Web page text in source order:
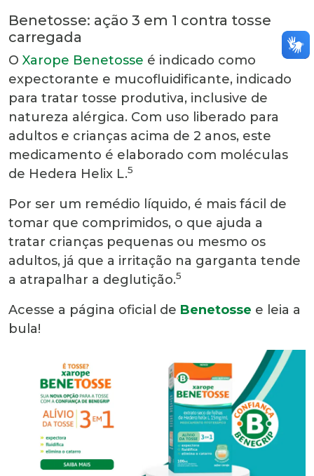
Benetosse: ação 3 em 1 contra tosse
carregada
O Xarope Benetosse é indicado como
expectorante e mucofluidificante, indicado
para tratar tosse produtiva, inclusive de
natureza alérgica. Com uso liberado para
adultos e crianças acima de 2 anos, este
medicamento é elaborado com moléculas
de Hedera Helix L.5
Por ser um remédio líquido, é mais fácil de
tomar que comprimidos, o que ajuda a
tratar crianças pequenas ou mesmo os
adultos, já que a irritação na garganta tende
a atrapalhar a deglutição.5
Acesse a página oficial de Benetosse e leia a
bula!